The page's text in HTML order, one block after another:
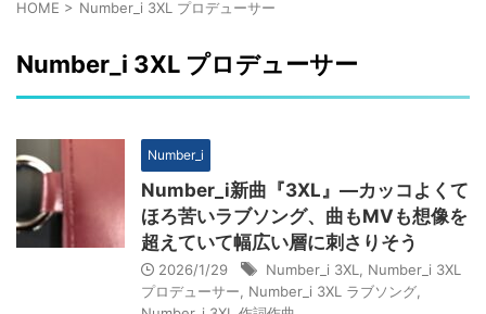
HOME > Number_i 3XL プロデューサー
Number_i 3XL プロデューサー
Number_i
Number_i新曲『3XL』―カッコよくて
ほろ苦いラブソング、曲もMVも想像を
超えていて幅広い層に刺さりそう
2026/1/29 Number_i 3XL
Number_i 3XL
プロデューサー
Number_i 3XL ラブソング